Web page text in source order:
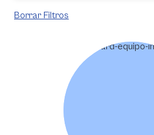
Borrar Filtros